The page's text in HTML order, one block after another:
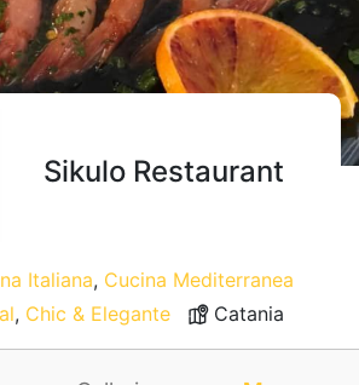
Sikulo Restaurant
Italiana, Cucina Mediterranea
, Chic & Elegante Catania